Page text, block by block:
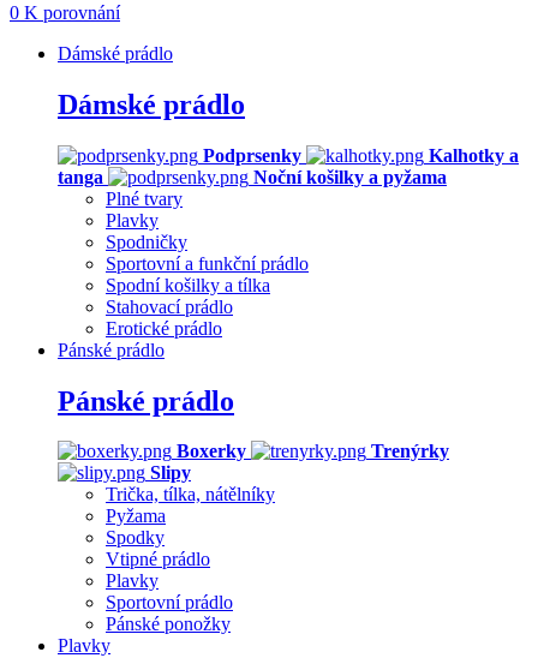
0 K porovnání
Dámské prádlo
Dámské prádlo
Podprsenky
Kalhotky a
tanga
Noční košilky a pyžama
Plné tvary
Plavky
Spodničky
Sportovní a funkční prádlo
Spodní košilky a tílka
Stahovací prádlo
Erotické prádlo
Pánské prádlo
Pánské prádlo
Boxerky
Trenýrky
Slipy
Trička, tílka, nátělníky
Pyžama
Spodky
Vtipné prádlo
Plavky
Sportovní prádlo
Pánské ponožky
Plavky